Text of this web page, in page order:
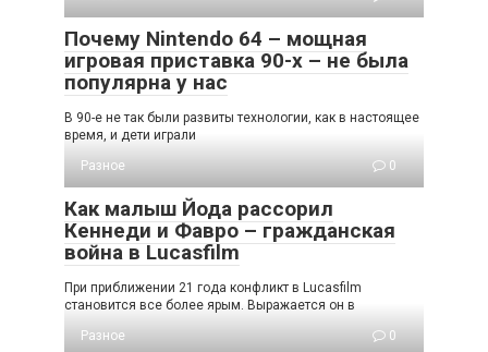
Почему Nintendo 64 – мощная
игровая приставка 90-х – не была
популярна у нас
В 90-е не так были развиты технологии, как в настоящее
время, и дети играли
Разное
0
Как малыш Йода рассорил
Кеннеди и Фавро – гражданская
война в Lucasfilm
При приближении 21 года конфликт в Lucasfilm
становится все более ярым. Выражается он в
Разное
0